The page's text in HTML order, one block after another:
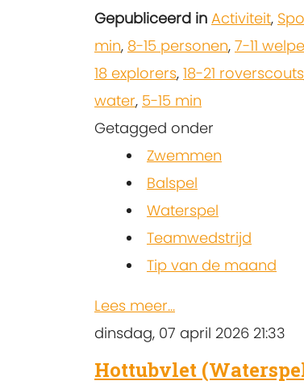
Gepubliceerd in Activiteit,
min, 8-15 personen, 7-11
18 explorers, 18-21 roverscouts
water, 5-15 min
Getagged onder
Zwemmen
Balspel
Waterspel
Teamwedstrijd
Tip van de maand
Lees meer...
dinsdag, 07 april 2026 21:33
Hottubvlet